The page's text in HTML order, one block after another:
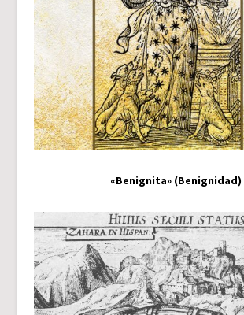
«Benignita» (Benignidad)